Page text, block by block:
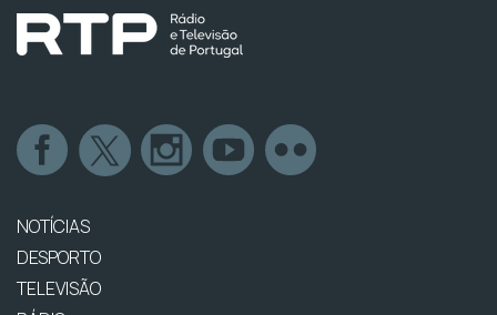
NOTÍCIAS
DESPORTO
TELEVISÃO